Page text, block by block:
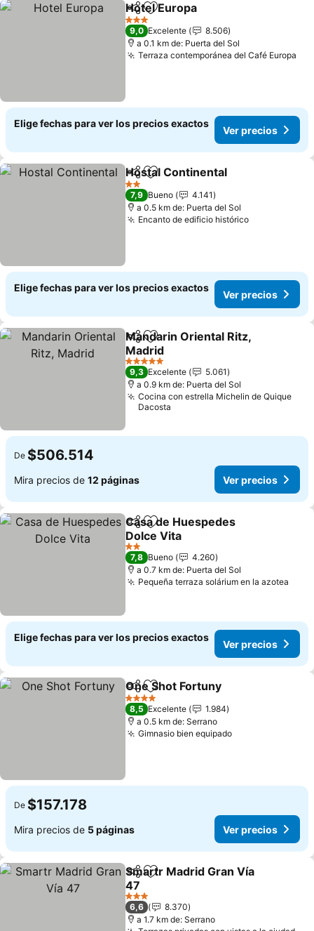
CompartirAgregar a favoritos
Hotel Europa
3 Estrellas
9,0 Excelente
8.506
a 0.1 km de: Puerta del Sol
Terraza contemporánea del Café Europa
Elige fechas para ver los precios exactos
Ver precios
CompartirAgregar a favoritos
Hostal Continental
2 Estrellas
7,9 Bueno
4.141
a 0.5 km de: Puerta del Sol
Encanto de edificio históricoVer precios
Elige fechas para ver los precios exactos
Ver precios
CompartirAgregar a favoritos
Mandarin Oriental Ritz,
Madrid
Ver precios
5 Estrellas
9,3 Excelente
5.061
a 0.9 km de: Puerta del Sol
Cocina con estrella Michelin de Quique
Dacosta
De $506.514
Mira precios de 12 páginas Ver precios
CompartirAgregar a favoritos
Casa de Huespedes
Dolce Vita
Ver precios
2 Estrellas
7,8 Bueno
4.260
a 0.7 km de: Puerta del Sol
Pequeña terraza solárium en la azotea
Elige fechas para ver los precios exactos
Ver precios
CompartirAgregar a favoritos
One Shot Fortuny
4 Estrellas
8,5 Excelente
1.984
a 0.5 km de: Serrano
Gimnasio bien equipadoVer precios
De $157.178
Mira precios de 5 páginas Ver precios
CompartirAgregar a favoritos
Smartr Madrid Gran Vía
47
Ver precios
3 Estrellas
6,6
8.370
a 1.7 km de: Serrano